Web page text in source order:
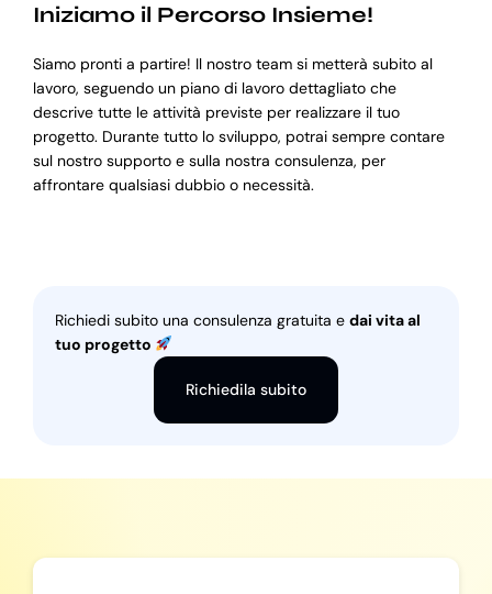
Iniziamo il Percorso Insieme!
Siamo pronti a partire! Il nostro team si metterà subito al
lavoro, seguendo un piano di lavoro dettagliato che
descrive tutte le attività previste per realizzare il tuo
progetto. Durante tutto lo sviluppo, potrai sempre contare
sul nostro supporto e sulla nostra consulenza, per
affrontare qualsiasi dubbio o necessità.
Richiedi subito una consulenza gratuita e dai vita al
tuo progetto
Richiedila subito